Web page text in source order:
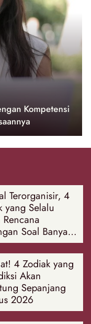
Kompetensi
Terorganisir, 4
yang Selalu
Rencana
Soal Banyak
4 Zodiak yang
Akan
Sepanjang
2026